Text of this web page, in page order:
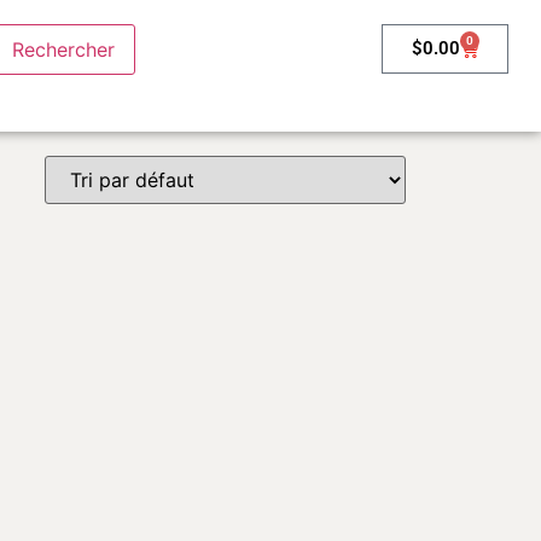
$0.00 0